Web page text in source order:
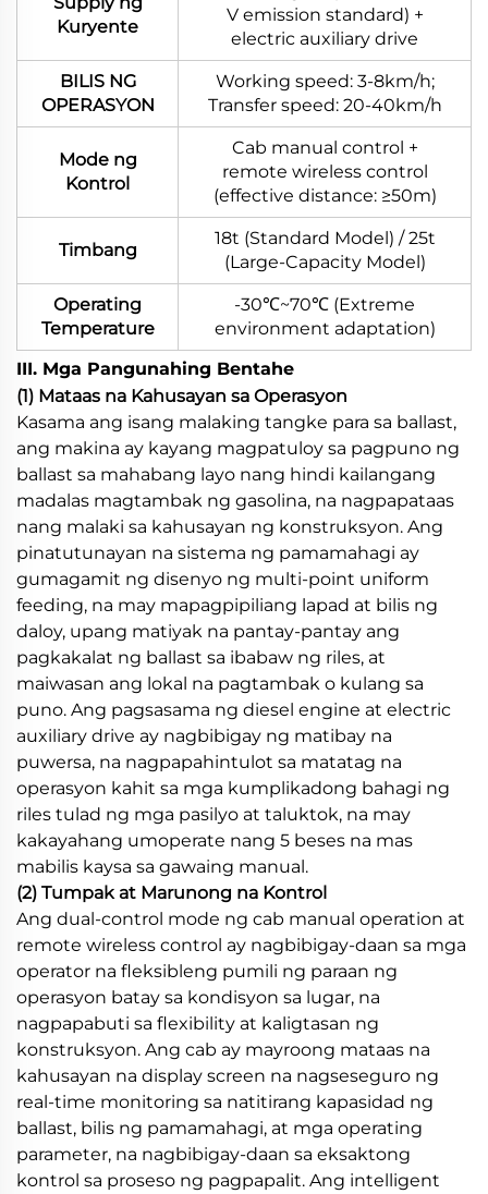
Kuryente
V emission standard) +
electric auxiliary drive
BILIS NG
OPERASYON
Working speed: 3-8km/h;
Transfer speed: 20-40km/h
Mode ng
Kontrol
Cab manual control +
remote wireless control
(effective distance: ≥50m)
Timbang
18t (Standard Model) / 25t
(Large-Capacity Model)
Operating
Temperature
-30℃~70℃ (Extreme
environment adaptation)
III. Mga Pangunahing Bentahe
(1) Mataas na Kahusayan sa Operasyon
Kasama ang isang malaking tangke para sa ballast,
ang makina ay kayang magpatuloy sa pagpuno ng
ballast sa mahabang layo nang hindi kailangang
madalas magtambak ng gasolina, na nagpapataas
nang malaki sa kahusayan ng konstruksyon. Ang
pinatutunayan na sistema ng pamamahagi ay
gumagamit ng disenyo ng multi-point uniform
feeding, na may mapagpipiliang lapad at bilis ng
daloy, upang matiyak na pantay-pantay ang
pagkakalat ng ballast sa ibabaw ng riles, at
maiwasan ang lokal na pagtambak o kulang sa
puno. Ang pagsasama ng diesel engine at electric
auxiliary drive ay nagbibigay ng matibay na
puwersa, na nagpapahintulot sa matatag na
operasyon kahit sa mga kumplikadong bahagi ng
riles tulad ng mga pasilyo at taluktok, na may
kakayahang umoperate nang 5 beses na mas
mabilis kaysa sa gawaing manual.
(2) Tumpak at Marunong na Kontrol
Ang dual-control mode ng cab manual operation at
remote wireless control ay nagbibigay-daan sa mga
operator na fleksibleng pumili ng paraan ng
operasyon batay sa kondisyon sa lugar, na
nagpapabuti sa flexibility at kaligtasan ng
konstruksyon. Ang cab ay mayroong mataas na
kahusayan na display screen na nagseseguro ng
real-time monitoring sa natitirang kapasidad ng
ballast, bilis ng pamamahagi, at mga operating
parameter, na nagbibigay-daan sa eksaktong
kontrol sa proseso ng pagpapalit. Ang intelligent